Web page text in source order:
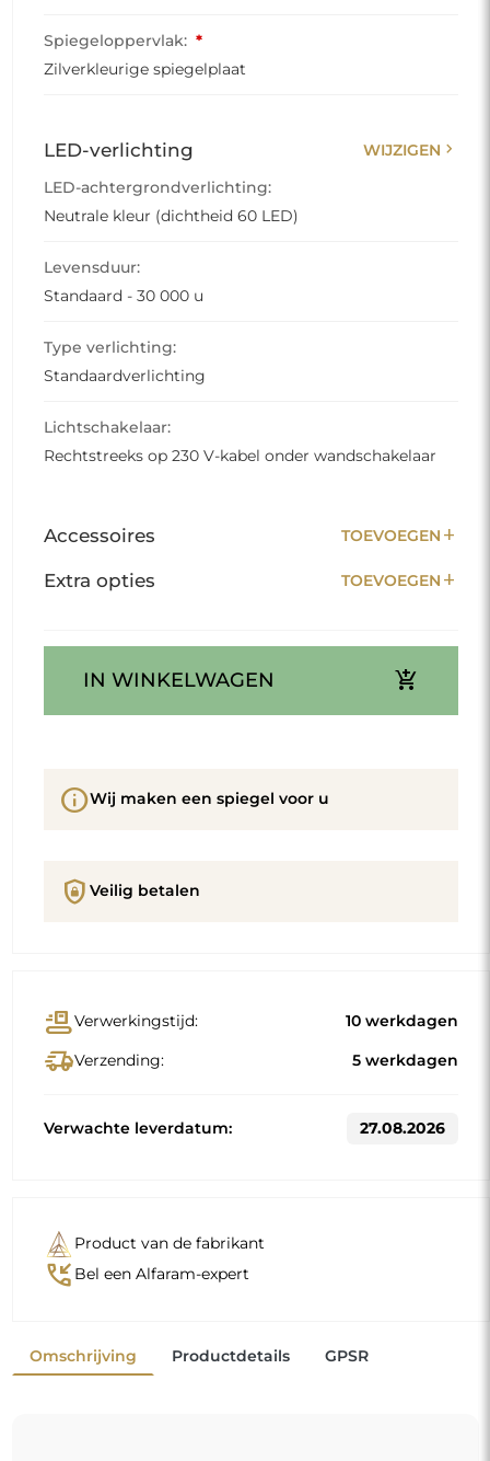
Spiegeloppervlak: *
Zilverkleurige spiegelplaat
LED-verlichting WIJZIGEN chevron_right
LED-achtergrondverlichting:
Neutrale kleur (dichtheid 60 LED)
Levensduur:
Standaard - 30 000 u
Type verlichting:
Standaardverlichting
Lichtschakelaar:
Rechtstreeks op 230 V-kabel onder wandschakelaar
Accessoires TOEVOEGEN add
Extra opties TOEVOEGEN add
IN WINKELWAGEN add_shopping_cart
infoWij maken een spiegel voor u
shield_lock Veilig betalen
conveyor_beltVerwerkingstijd: 10 werkdagen
delivery_truck_speedVerzending: 5 werkdagen
Verwachte leverdatum: 27.08.2026
Product van de fabrikant
phone_callback Bel een Alfaram-expert
Omschrijving Productdetails GPSR